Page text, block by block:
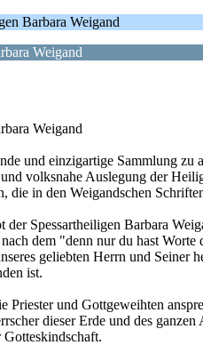
Barbara Weigand
Weigand
Weigand
und einzigartige Sammlung
volksnahe Auslegung der
die in den Weigandschen
der Spessartheiligen Barbara
dem "denn nur du hast
geliebten Herrn und Seiner
ist.
Priester und Gottgeweihten
dieser Erde und des
Gotteskindschaft.